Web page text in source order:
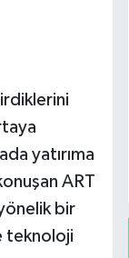
yatırıma
ART
bir
teknoloji